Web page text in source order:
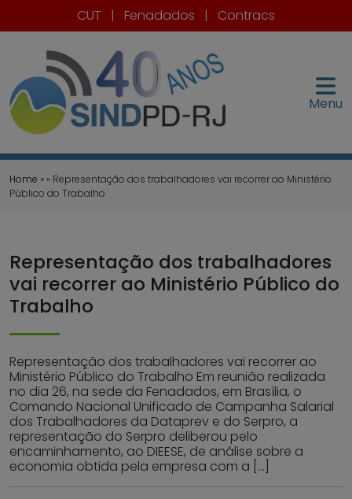
CUT | Fenadados | Contracs
Menu
Home » » Representação dos trabalhadores vai recorrer ao Ministério
Público do Trabalho
Representação dos trabalhadores
vai recorrer ao Ministério Público do
Trabalho
Representação dos trabalhadores vai recorrer ao
Ministério Público do Trabalho Em reunião realizada
no dia 26, na sede da Fenadados, em Brasília, o
Comando Nacional Unificado de Campanha Salarial
dos Trabalhadores da Dataprev e do Serpro, a
representação do Serpro deliberou pelo
encaminhamento, ao DIEESE, de análise sobre a
economia obtida pela empresa com a […]